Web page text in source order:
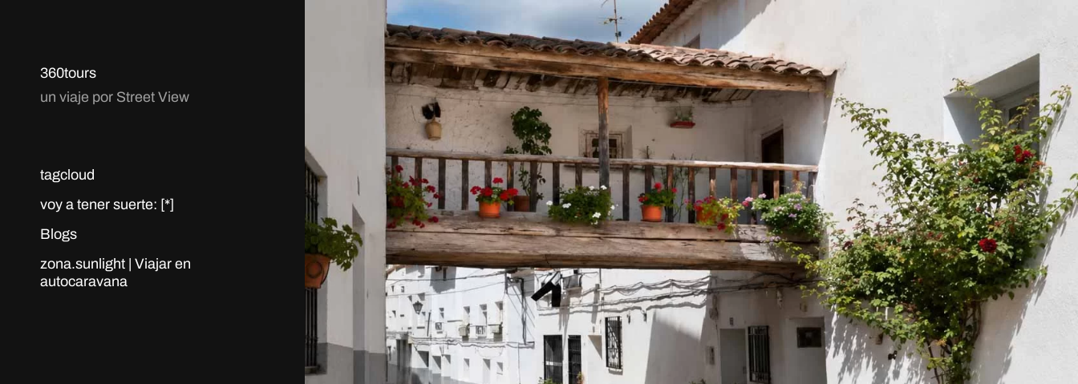
360tours
un viaje por Street View
tagcloud
voy a tener suerte: [*]
Blogs
zona.sunlight | Viajar en
autocaravana